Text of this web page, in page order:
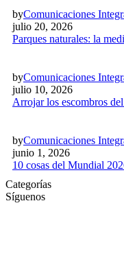
byComunicaciones
julio 20, 2026
Parques naturales: la
byComunicaciones
julio 10, 2026
Arrojar los escombros
byComunicaciones
junio 1, 2026
10 cosas del Mundial
Categorías
Síguenos